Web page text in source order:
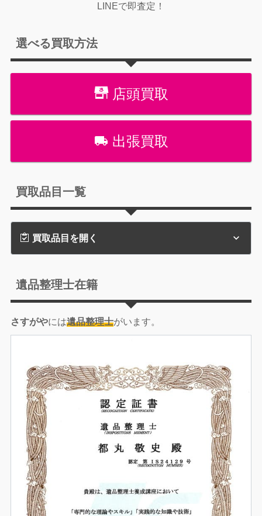
LINEで即査定！
選べる買取方法
店頭買取
出張買取
買取品目一覧
買取品目を開く
遺品整理士在籍
さすがやには遺品整理士がいます。